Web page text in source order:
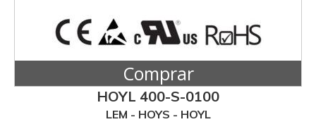
Comprar
HOYL 400-S-0100
LEM - HOYS - HOYL